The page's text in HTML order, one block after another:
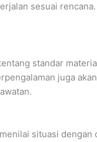
sesuai
standar
juga
situasi dengan